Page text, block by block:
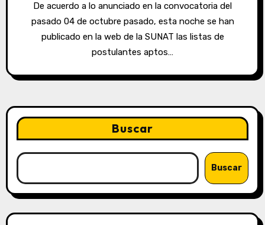
De acuerdo a lo anunciado en la convocatoria del
pasado 04 de octubre pasado, esta noche se han
publicado en la web de la SUNAT las listas de
postulantes aptos…
Buscar
Buscar